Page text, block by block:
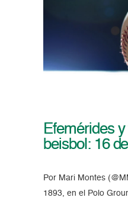
Efemérides y
beisbol: 16
Por Mari Montes
1893, en el Polo